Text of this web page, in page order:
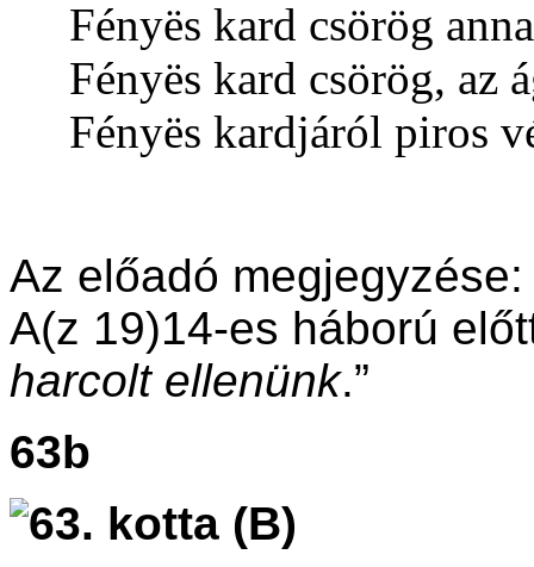
Fényës kard csörög
Fényës kard csörög, az
Fényës kardjáról piros
Az előadó megjegyzése:
A(z 19)14-es háború
harcolt ellenünk.”
63b